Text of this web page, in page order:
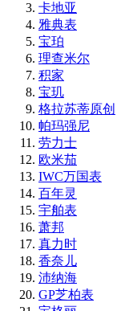
卡地亚
雅典表
宝珀
理查米尔
积家
宝玑
格拉苏蒂原创
帕玛强尼
劳力士
欧米茄
IWC万国表
百年灵
宇舶表
萧邦
真力时
香奈儿
沛纳海
GP芝柏表